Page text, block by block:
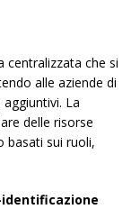
centralizzata che si
alle aziende di
La
delle risorse
basati sui ruoli,